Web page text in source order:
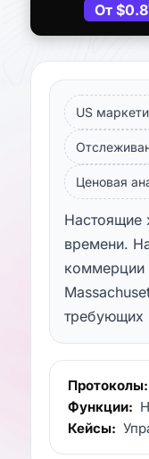
От
US
Ценовая
Настоящие
времени.
коммерции
требующих
Протоколы:
Функции:
Кейсы: